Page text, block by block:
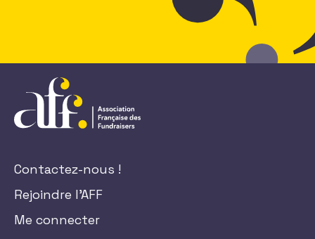
Contactez-nous !
Rejoindre l'AFF
Me connecter